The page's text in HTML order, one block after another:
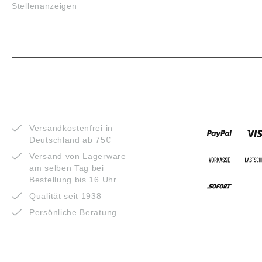
Stellenanzeigen
Versandkostenfrei in
Deutschland ab 75€
Versand von Lagerware
am selben Tag bei
Bestellung bis 16 Uhr
Qualität seit 1938
Persönliche Beratung